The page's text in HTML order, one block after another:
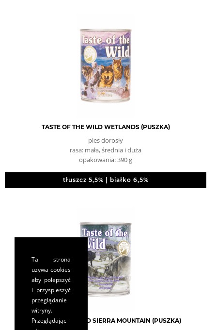
TASTE OF THE WILD WETLANDS (PUSZKA)
pies dorosły
rasa: mała, średnia i duża
opakowania: 390 g
tłuszcz 5,5% | białko 6,5%
TASTE OF THE WILD SIERRA MOUNTAIN (PUSZKA)
Ta strona
używa cookies
aby polepszyć
i przyspieszyć
przeglądanie
witryny.
Przeglądając